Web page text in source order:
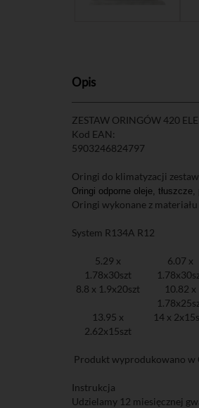
Opis
ZESTAW ORINGÓW 420
Kod EAN:
5903246824797
Oringi do klimatyzacji
Oringi odporne oleje,
Oringi wykonane z materiału
System R134A R12
5.29 x
1.78x30szt
6.07 x
8.8 x 1.9x20szt
10.82 x
13.95 x
2.62x15szt
14 x
Produkt wyprodukowano w
Instrukcja
Udzielamy 12 miesięcznej